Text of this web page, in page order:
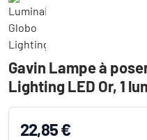
Gavin Lampe à
Lighting LED Or, 1
22,85 €